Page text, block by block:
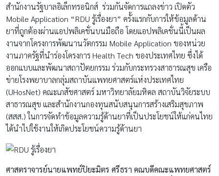
สำนักงานรัฐบาลอิเล็กทรอนิกส์ ร่วมกันจัดการแถลงข่าว เปิดตัว
Mobile Application “RDU รู้เรื่องยา” ครั้งแรกกับการให้ข้อมูลด้าน
ยาที่ถูกต้องผ่านแอปพลิเคชั่นบนมือถือ โดยแอปพลิเคชั่นนี้เป็นผล
งานจากโครงการพัฒนานวัตกรรม Mobile Application ของหน่วย
งานภาครัฐที่นำร่องโครงการ Health Tech ของประเทศไทย ซึ่งได้
ออกแบบและพัฒนาสถาปัตยกรรม ร่วมกับกระทรวงสาธารณสุข เครือ
ข่ายโรงพยาบาลกลุ่มสถาบันแพทยศาสตร์แห่งประเทศไทย
(UHosNet) คณะเภสัชศาสตร์ มหาวิทยาลัยมหิดล สถาบันวิจัยระบบ
สาธารณสุข และสำนักงานกองทุนสนับสนุนการสร้างเสริมสุขภาพ
(สสส.) ในการจัดทำข้อมูลความรู้ด้านยาที่เป็นประโยชน์ให้แก่คนไทย
ได้นำไปใช้งานให้เกิดประโยชน์ความรู้ด้านยา
ศาสตราจารย์นายแพทย์ปิยะมิตร ศรีธรา คณบดีคณะแพทยศาสตร์